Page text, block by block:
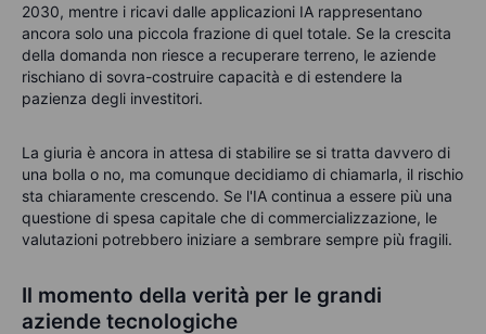
2030, mentre i ricavi dalle applicazioni IA rappresentano
ancora solo una piccola frazione di quel totale. Se la crescita
della domanda non riesce a recuperare terreno, le aziende
rischiano di sovra-costruire capacità e di estendere la
pazienza degli investitori.
La giuria è ancora in attesa di stabilire se si tratta davvero di
una bolla o no, ma comunque decidiamo di chiamarla, il rischio
sta chiaramente crescendo. Se l'IA continua a essere più una
questione di spesa capitale che di commercializzazione, le
valutazioni potrebbero iniziare a sembrare sempre più fragili.
Il momento della verità per le grandi
aziende tecnologiche